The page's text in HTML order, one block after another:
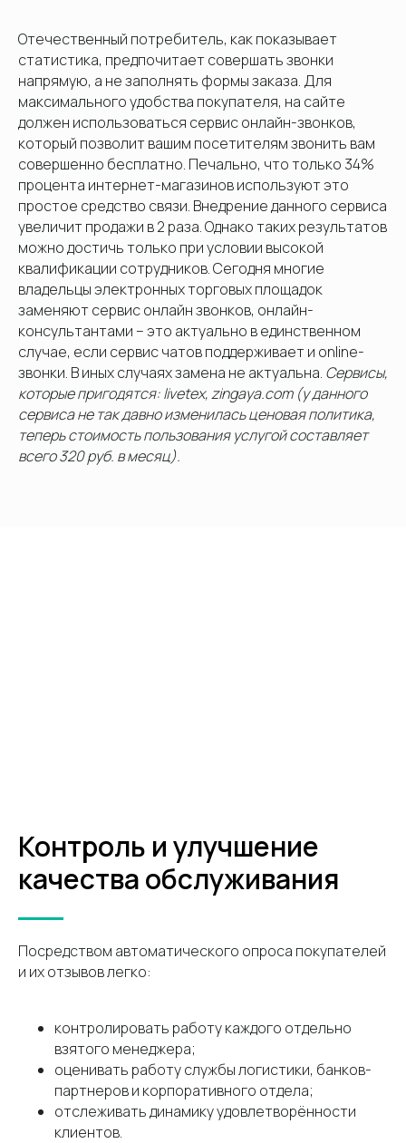
Отечественный потребитель, как показывает
статистика, предпочитает совершать звонки
напрямую, а не заполнять формы заказа. Для
максимального удобства покупателя, на сайте
должен использоваться сервис онлайн-звонков,
который позволит вашим посетителям звонить вам
совершенно бесплатно. Печально, что только 34%
процента интернет-магазинов используют это
простое средство связи. Внедрение данного сервиса
увеличит продажи в 2 раза. Однако таких результатов
можно достичь только при условии высокой
квалификации сотрудников. Сегодня многие
владельцы электронных торговых площадок
заменяют сервис онлайн звонков, онлайн-
консультантами – это актуально в единственном
случае, если сервис чатов поддерживает и online-
звонки. В иных случаях замена не актуальна. Сервисы,
которые пригодятся: livetex, zingaya.com (у данного
сервиса не так давно изменилась ценовая политика,
теперь стоимость пользования услугой составляет
всего 320 руб. в месяц).
Контроль и улучшение
качества обслуживания
Посредством автоматического опроса покупателей
и их отзывов легко:
контролировать работу каждого отдельно
взятого менеджера;
оценивать работу службы логистики, банков-
партнеров и корпоративного отдела;
отслеживать динамику удовлетворённости
клиентов.